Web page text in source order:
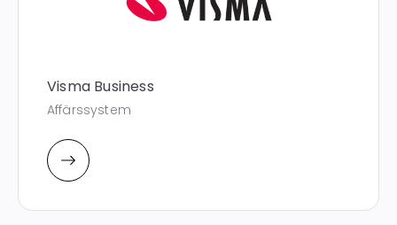
Visma Business
Affärssystem